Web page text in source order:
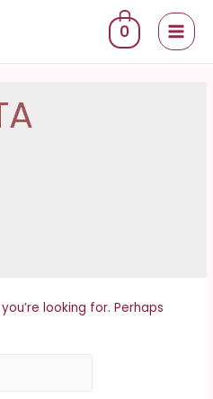
0
looking for. Perhaps